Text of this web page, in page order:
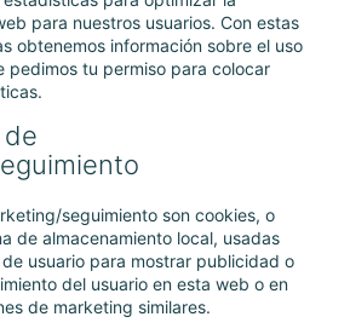
para nuestros usuarios. Con estas
obtenemos información sobre el uso
pedimos tu permiso para colocar
seguimiento son cookies, o
de almacenamiento local, usadas
usuario para mostrar publicidad o
del usuario en esta web o en
de marketing similares.